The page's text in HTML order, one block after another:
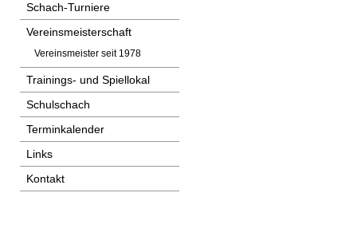
Schach-Turniere
Vereinsmeisterschaft
Vereinsmeister seit 1978
Trainings- und Spiellokal
Schulschach
Terminkalender
Links
Kontakt